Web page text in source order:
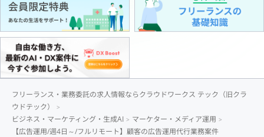
フリーランス・業務委託の求人情報ならクラウドワークス テック（旧クラ
ウドテック）
ビジネス・マーケティング・生成AI
マーケター・メディア運用
【広告運用/週4日～/フルリモート】顧客の広告運用代行業務案件